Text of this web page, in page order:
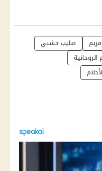
صليب خشبي
الروحانية